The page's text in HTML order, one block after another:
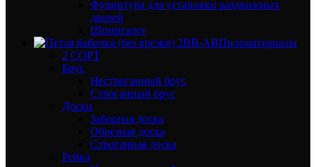
Фурнитура для установки раздвижных
дверей
Шпингалет
Пиломатериалы
2 СОРТ
Брус
Нестроганный брус
Строганный брус
Доски
Заборная доска
Обрезная доска
Строганная доска
Рейка